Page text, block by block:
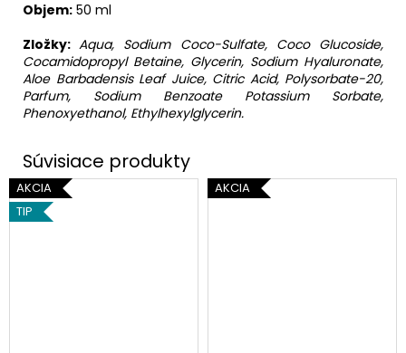
Objem: 50 ml
Zložky:Aqua, Sodium Coco-Sulfate, Coco Glucoside,
Cocamidopropyl Betaine, Glycerin, Sodium Hyaluronate,
Aloe Barbadensis Leaf Juice, Citric Acid, Polysorbate-20,
Parfum, Sodium Benzoate Potassium Sorbate,
Phenoxyethanol, Ethylhexylglycerin.
AKCIA
TIP
AKCIA